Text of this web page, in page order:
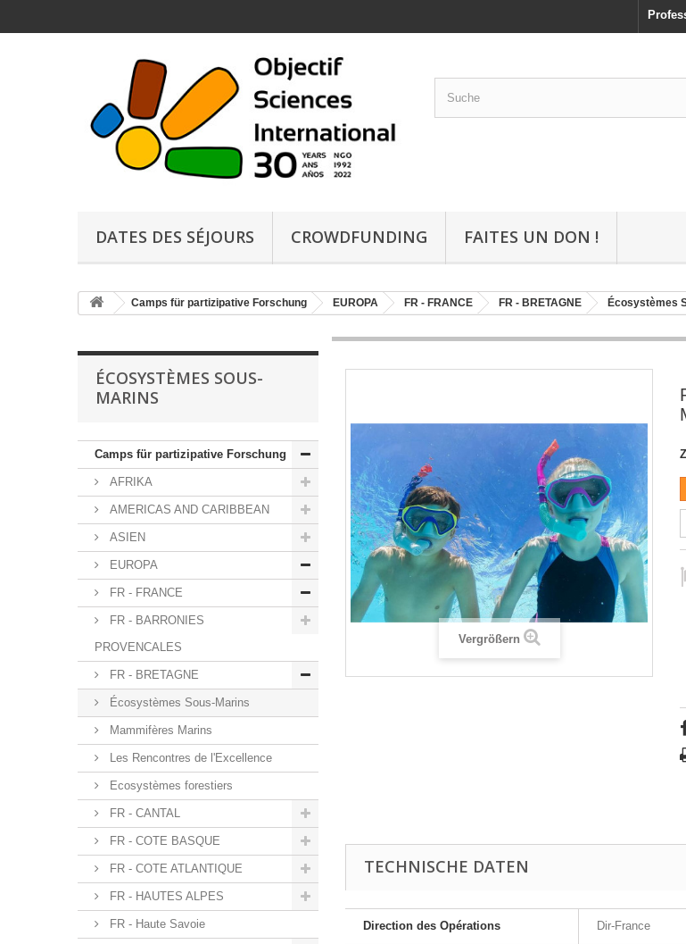
DATES DES SÉJOURS CROWDFUNDING FAITES UN DON !
Camps für partizipative Forschung EUROPA FR - FRANCE FR - BRETAGNE Écosystèmes
ÉCOSYSTÈMES SOUS-
MARINS
Camps für partizipative Forschung
AFRIKA
AMERICAS AND CARIBBEAN
ASIEN
EUROPA
FR - FRANCE
FR - BARRONIES
PROVENCALES
FR - BRETAGNE
Écosystèmes Sous-Marins
Mammifères Marins
Les Rencontres de l'Excellence
Ecosystèmes forestiers
FR - CANTAL
FR - COTE BASQUE
FR - COTE ATLANTIQUE
FR - HAUTES ALPES
FR - Haute Savoie
Vergrößern
TECHNISCHE DATEN
Direction des Opérations Dir-France